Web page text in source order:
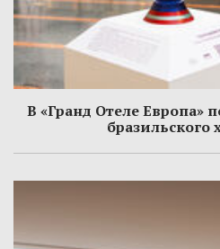
В «Гранд Отеле Европа»
бразильского